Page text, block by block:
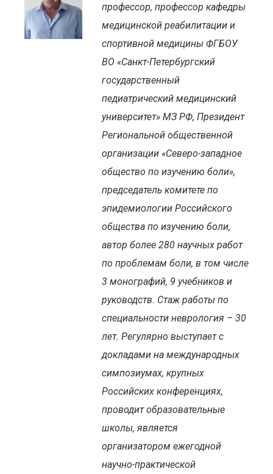
профессор, профессор кафедры
медицинской реабилитации и
спортивной медицины ФГБОУ
ВО «Санкт-Петербургский
государственный
педиатрический медицинский
университет» МЗ РФ, Президент
Региональной общественной
организации «Северо-западное
общество по изучению боли»,
председатель комитете по
эпидемиологии Российского
общества по изучению боли,
автор более 280 научных работ
по проблемам боли, в том числе
3 монографий, 9 учебников и
руководств. Стаж работы по
специальности неврология – 30
лет. Регулярно выступает с
докладами на международных
симпозиумах, крупных
Российских конференциях,
проводит образовательные
школы, является
организатором ежегодной
научно-практической